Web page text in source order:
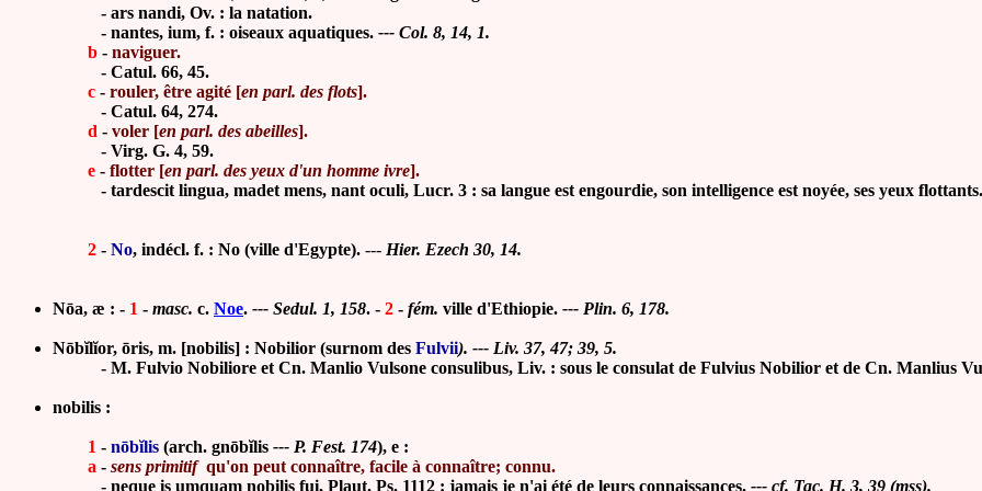
- ars nandi, Ov. : la natation.
- nantes, ium, f. : oiseaux aquatiques. --- Col. 8, 14, 1.
b - naviguer.
- Catul. 66, 45.
c - rouler, être agité [en parl. des flots].
- Catul. 64, 274.
d - voler [en parl. des abeilles].
- Virg. G. 4, 59.
e - flotter [en parl. des yeux d'un homme ivre].
- tardescit lingua, madet mens, nant oculi, Lucr. 3 : sa langue est engourdie, son intelligence est noyée, ses yeux flottants.
2 - No, indécl. f. : No (ville d'Egypte). --- Hier. Ezech 30, 14.
Nōa, æ : - 1 - masc. c. Noe. --- Sedul. 1, 158. - 2 - fém. ville d'Ethiopie. --- Plin. 6, 178.
Nōbĭlĭor, ōris, m. [nobilis] : Nobilior (surnom des Fulvii). --- Liv. 37, 47; 39, 5.
- M. Fulvio Nobiliore et Cn. Manlio Vulsone consulibus, Liv. : sous le consulat de Fulvius Nobilior et de Cn. Manlius
nobilis :
1 - nōbĭlis (arch. gnōbĭlis --- P. Fest. 174), e :
a - sens primitifqu'on peut connaître, facile à connaître; connu.
- neque is umquam nobilis fui, Plaut. Ps. 1112 : jamais je n'ai été de leurs connaissances. --- cf. Tac. H. 3, 39 (mss).